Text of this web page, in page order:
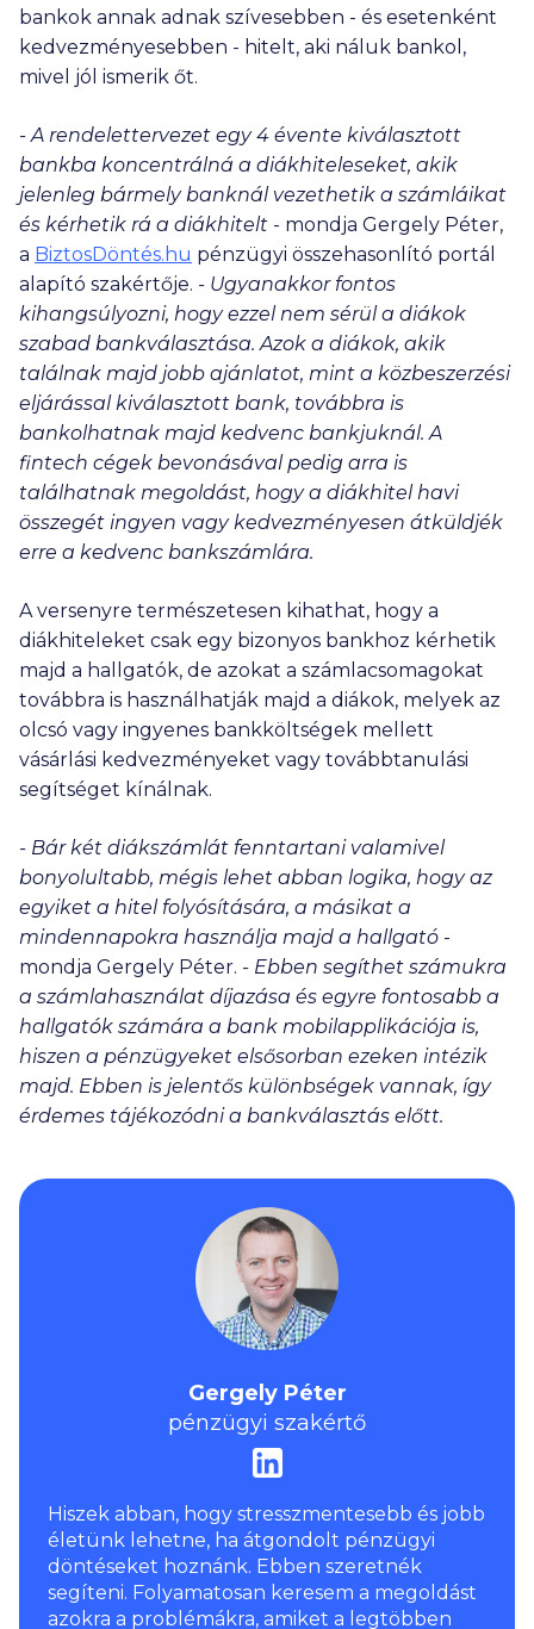
bankok annak adnak szívesebben - és esetenként
kedvezményesebben - hitelt, aki náluk bankol,
mivel jól ismerik őt.
- A rendelettervezet egy 4 évente kiválasztott
bankba koncentrálná a diákhiteleseket, akik
jelenleg bármely banknál vezethetik a számláikat
és kérhetik rá a diákhitelt - mondja Gergely Péter,
a BiztosDöntés.hu pénzügyi összehasonlító portál
alapító szakértője. - Ugyanakkor fontos
kihangsúlyozni, hogy ezzel nem sérül a diákok
szabad bankválasztása. Azok a diákok, akik
találnak majd jobb ajánlatot, mint a közbeszerzési
eljárással kiválasztott bank, továbbra is
bankolhatnak majd kedvenc bankjuknál. A
fintech cégek bevonásával pedig arra is
találhatnak megoldást, hogy a diákhitel havi
összegét ingyen vagy kedvezményesen átküldjék
erre a kedvenc bankszámlára.
A versenyre természetesen kihathat, hogy a
diákhiteleket csak egy bizonyos bankhoz kérhetik
majd a hallgatók, de azokat a számlacsomagokat
továbbra is használhatják majd a diákok, melyek az
olcsó vagy ingyenes bankköltségek mellett
vásárlási kedvezményeket vagy továbbtanulási
segítséget kínálnak.
- Bár két diákszámlát fenntartani valamivel
bonyolultabb, mégis lehet abban logika, hogy az
egyiket a hitel folyósítására, a másikat a
mindennapokra használja majd a hallgató -
mondja Gergely Péter. - Ebben segíthet számukra
a számlahasználat díjazása és egyre fontosabb a
hallgatók számára a bank mobilapplikációja is,
hiszen a pénzügyeket elsősorban ezeken intézik
majd. Ebben is jelentős különbségek vannak, így
érdemes tájékozódni a bankválasztás előtt.
Gergely Péter
pénzügyi szakértő
Hiszek abban, hogy stresszmentesebb és jobb
életünk lehetne, ha átgondolt pénzügyi
döntéseket hoznánk. Ebben szeretnék
segíteni. Folyamatosan keresem a megoldást
azokra a problémákra, amiket a legtöbben